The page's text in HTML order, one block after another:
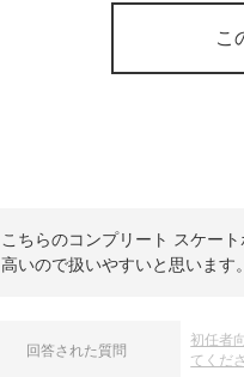
こ
こちらのコンプリート スケー
高いので扱いやすいと思います
回答された質問
初任者
てくだ